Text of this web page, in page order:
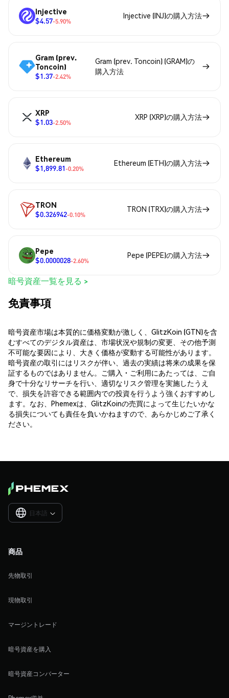
Injective
$4.57-5.90%
Injective (INJ)の購入方法
Gram (prev.
Toncoin)
$1.37-2.42%
Gram (prev. Toncoin) (GRAM)の
購入方法
XRP
$1.03-2.50%
XRP (XRP)の購入方法
Ethereum
$1,899.81-0.20%
Ethereum (ETH)の購入方法
TRON
$0.326942-0.10%
TRON (TRX)の購入方法
Pepe
$0.0000028-2.60%
Pepe (PEPE)の購入方法
暗号資産一覧を見る >
免責事項
暗号資産市場は本質的に価格変動が激しく、GlitzKoin (GTN)を含
むすべてのデジタル資産は、市場状況や規制の変更、その他予測
不可能な要因により、大きく価格が変動する可能性があります。
暗号資産の取引にはリスクが伴い、過去の実績は将来の成果を保
証するものではありません。ご購入・ご利用にあたっては、ご自
身で十分なリサーチを行い、適切なリスク管理を実施したうえ
で、損失を許容できる範囲内での投資を行うよう強くおすすめし
ます。なお、Phemexは、GlitzKoinの売買によって生じたいかな
る損失についても責任を負いかねますので、あらかじめご了承く
ださい。
日本語 
商品
先物取引
現物取引
マージントレード
暗号資産を購入
暗号資産コンバーター